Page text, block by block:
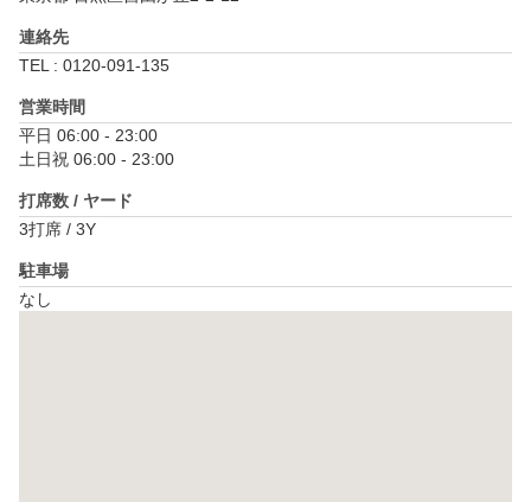
連絡先
TEL : 0120-091-135
営業時間
平日 06:00 - 23:00
土日祝 06:00 - 23:00
打席数 / ヤード
3打席 / 3Y
駐車場
なし